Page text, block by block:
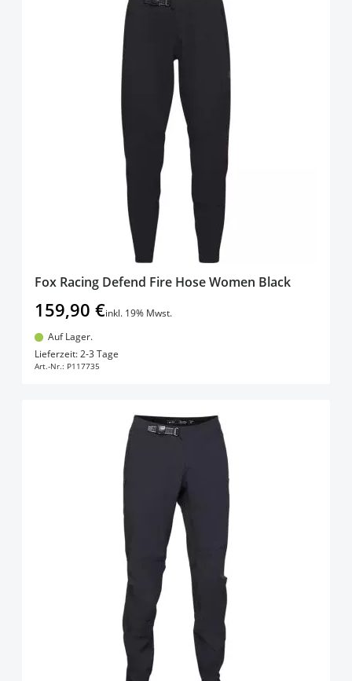
Fox Racing Defend Fire Hose Women Black
159,90 €inkl. 19% Mwst.
Auf Lager.
Lieferzeit: 2-3 Tage
Art.-Nr.: P117735